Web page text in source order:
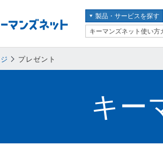
製品・サービスを探す
バイス スマートデバイス
ネットワークセキュリティ
キーマンズネット使い方
プレゼント
キー